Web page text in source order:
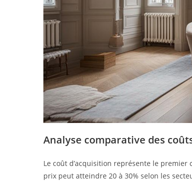
Analyse comparative des
Le coût d’acquisition représente le premier
prix peut atteindre 20 à 30% selon les